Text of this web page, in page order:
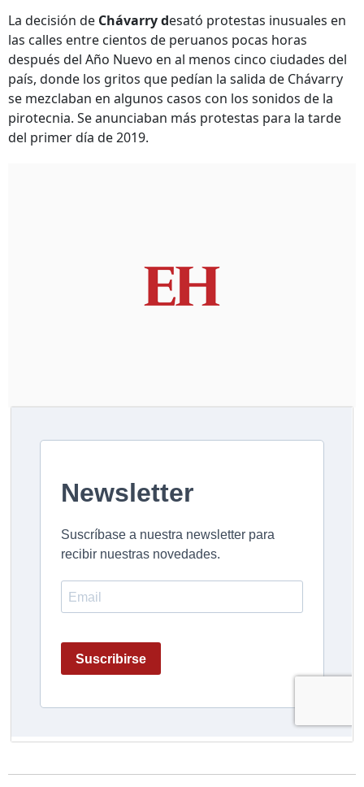
La decisión de Chávarry desató protestas inusuales en
las calles entre cientos de peruanos pocas horas
después del Año Nuevo en al menos cinco ciudades del
país, donde los gritos que pedían la salida de Chávarry
se mezclaban en algunos casos con los sonidos de la
pirotecnia. Se anunciaban más protestas para la tarde
del primer día de 2019.